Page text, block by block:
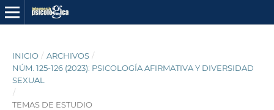
INICIO / ARCHIVOS /
NÚM. 125-126 (2023): PSICOLOGÍA AFIRMATIVA Y DIVERSIDAD
SEXUAL
/
TEMAS DE ESTUDIO